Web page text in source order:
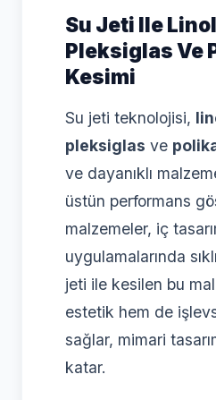
Su Jeti Ile
Pleksiglas Ve
Kesimi
Su jeti teknolojisi,
pleksiglas ve
ve dayanıklı
üstün performans
malzemeler, iç
uygulamalarında
jeti ile kesilen bu
estetik hem de
sağlar, mimari
katar.